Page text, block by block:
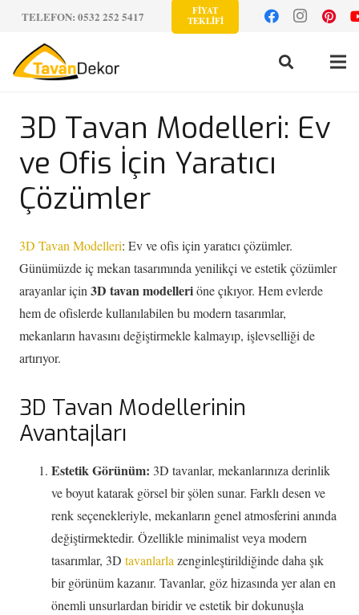
TELEFON: 0532 252 5417
FİYAT
TEKLİFİ
3D Tavan Modelleri: Ev
ve Ofis İçin Yaratıcı
Çözümler
3D Tavan Modelleri: Ev ve ofis için yaratıcı çözümler.
Günümüzde iç mekan tasarımında yenilikçi ve estetik çözümler
arayanlar için 3D tavan modelleriöne çıkıyor. Hem evlerde
hem de ofislerde kullanılabilen bu modern tasarımlar,
mekanların havasını değiştirmekle kalmayıp, işlevselliği de
artırıyor.
3D Tavan Modellerinin
Avantajları
Estetik Görünüm: 3D tavanlar, mekanlarınıza derinlik
ve boyut katarak görsel bir şölen sunar. Farklı desen ve
renk seçenekleriyle, mekanların genel atmosferini anında
değiştirmektedir. Özellikle minimalist veya modern
tasarımlar, 3D tavanlarlazenginleştirildiğinde daha şık
bir görünüm kazanır. Tavanlar, göz hizasında yer alan en
önemli unsurlardan biridir ve estetik bir dokunuşla